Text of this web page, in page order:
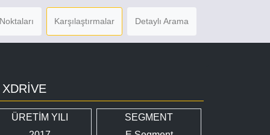
Karşılaştırmalar Detaylı Arama
ÜRETİM YILI
SEGMENT